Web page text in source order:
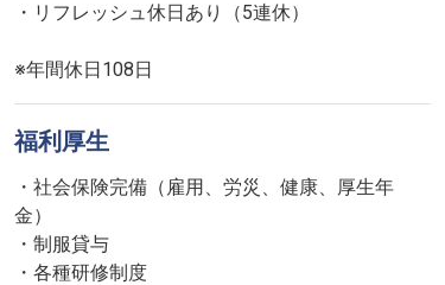
・リフレッシュ休日あり（5連休）
※年間休日108日
福利厚生
・社会保険完備（雇用、労災、健康、厚生年
金）
・制服貸与
・各種研修制度